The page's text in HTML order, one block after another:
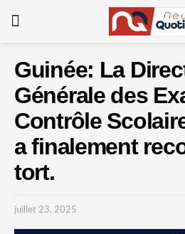
Guinée: La
Générale des
Contrôle
a finalement
tort.
juillet 23, 2025